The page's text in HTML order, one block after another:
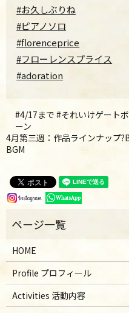
#お久しぶりね
#ピアノソロ
#florenceprice
#フローレンスプライス
#adoration
#4/17まで #それいけゲート
ーン
4月第三週：作品ラインナップ
BGM
HOME
Profile プロフィール
Activities 活動内容